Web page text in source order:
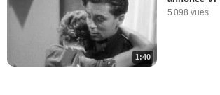
1:40
5 098 vues